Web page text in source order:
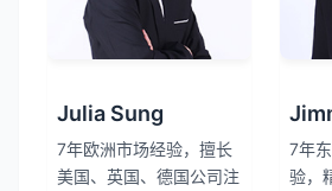
Julia Sung
7年欧洲市场经验，擅长
美国、英国、德国公司注
7年
验，